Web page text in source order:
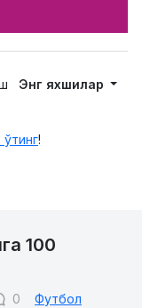
Энг яхшилар
!
100
0 Футбол